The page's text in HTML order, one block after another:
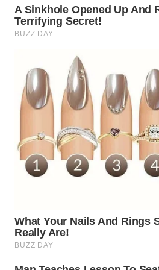
WN
WN
MAJALENGKA
SUBANG
WN
SUKABUMI
PURWAKARTA
WN
PRIANGAN